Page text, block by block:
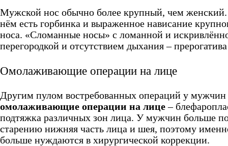
Мужской нос обычно более крупный, чем женский.
нём есть горбинка и выраженное нависание
носа. «Сломанные носы» с ломанной и
перегородкой и отсутствием дыхания –
Омолаживающие операции на лице
Другим пулом востребованных операций у мужчин
омолаживающие операции на лице–
подтяжка различных зон лица. У мужчин больше
старению нижняя часть лица и шея, поэтому
больше нуждаются в хирургической коррекции.